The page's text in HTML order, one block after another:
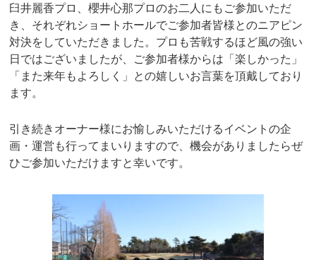
臼井麗香プロ、櫻井心那プロのお二人にもご参加いただ
き、それぞれショートホールでご参加者皆様とのニアピン
対決をしていただきました。プロも苦戦するほど風の強い
日ではございましたが、ご参加者様からは「楽しかった」
「また来年もよろしく」との嬉しいお言葉を頂戴しており
ます。
引き続きオーナー様にお愉しみいただけるイベントの企
画・運営も行ってまいりますので、機会がありましたらぜ
ひご参加いただけますと幸いです。